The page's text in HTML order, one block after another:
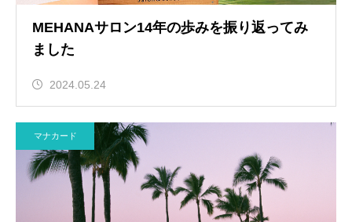
MEHANAサロン14年の歩みを振り返ってみ
ました
2024.05.24
マナカード